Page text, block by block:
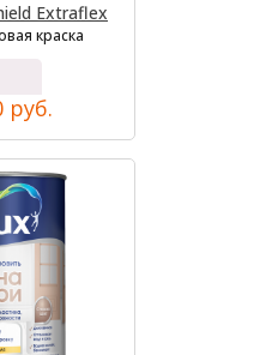
Extraflex
краска
руб.